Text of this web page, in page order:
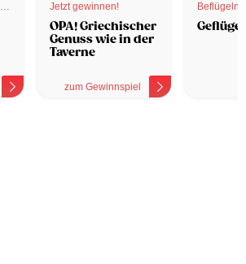
Jetzt gewinnen!
OPA! Griechischer
Genuss wie in der
Taverne
zum Gewinnspiel